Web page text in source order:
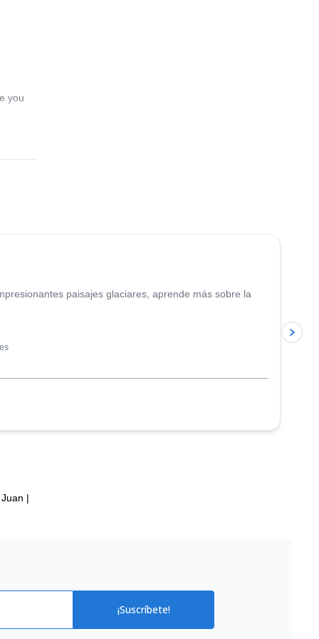
you
paisajes glaciares, aprende más sobre la
|
¡Suscríbete!